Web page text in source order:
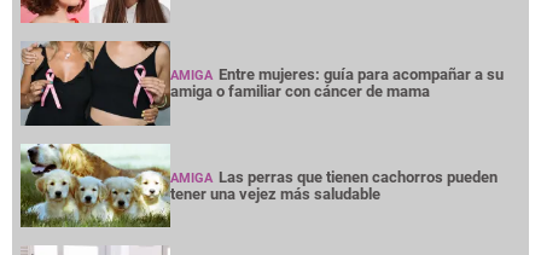
AMIGA Entre mujeres: guía para acompañar a su
amiga o familiar con cáncer de mama
AMIGA Las perras que tienen cachorros pueden
tener una vejez más saludable